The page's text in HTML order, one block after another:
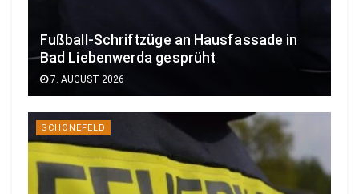
Fußball-Schriftzüge an Hausfassade in
Bad Liebenwerda gesprüht
7. AUGUST 2026
SCHÖNEFELD